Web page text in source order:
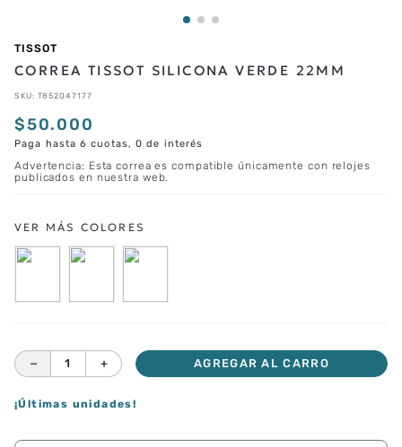
TISSOT
CORREA TISSOT SILICONA VERDE 22MM
SKU: T852047177
$50.000
Paga hasta 6 cuotas, 0 de interés
Advertencia: Esta correa es compatible únicamente con relojes
publicados en nuestra web.
＋
－ AGREGAR AL CARRO
¡Últimas unidades!